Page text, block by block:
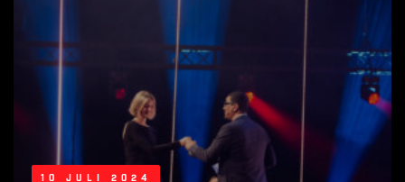
10 juli 2024